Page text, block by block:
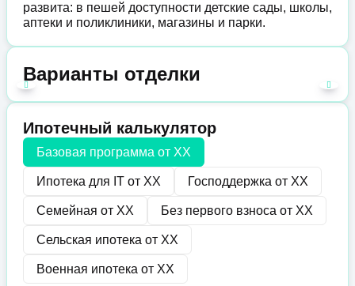
развита: в пешей доступности детские сады, школы,
аптеки и поликлиники, магазины и парки.
Варианты отделки
Ипотечный калькулятор
Базовая программа от XX
Ипотека для IT от XX Господдержка от XX
Семейная от XX Без первого взноса от XX
Сельская ипотека от XX
Военная ипотека от XX